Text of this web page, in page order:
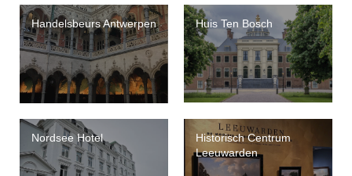
Handelsbeurs Antwerpen Huis Ten Bosch
Nordsee Hotel
Historisch Centrum
Leeuwarden